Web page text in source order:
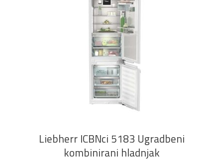
DODAJ U KOŠARICU
Liebherr ICBNci 5183 Ugradbeni
kombinirani hladnjak